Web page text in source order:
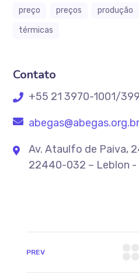
preço
preços produção
térmicas
Contato
+55 21 3970-1001/
Av. Ataulfo de Paiva,
22440-032 – Leblon
PREV